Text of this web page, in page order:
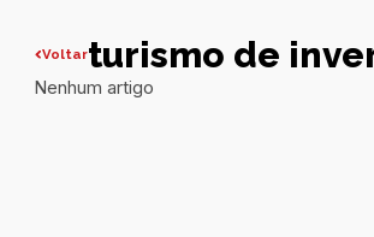
Voltarturismo de
Nenhum artigo